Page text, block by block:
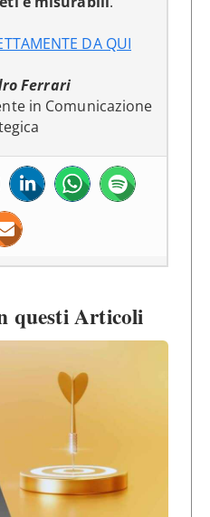
DA QUI
Ferrari
in Comunicazione
questi Articoli